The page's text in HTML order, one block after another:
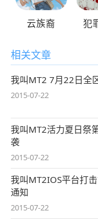
云族裔 犯
相关文章
我叫MT2 7月22日全
2015-07-22
我叫MT2活力夏日祭
袭
2015-07-22
我叫MT2IOS平台打
通知
2015-07-22